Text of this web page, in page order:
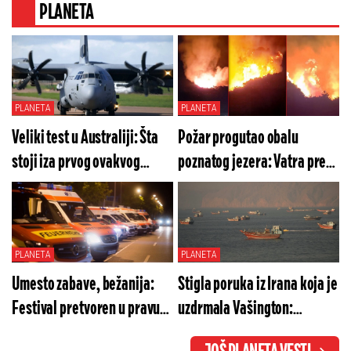
PLANETA
PLANETA
Veliki test u Australiji: Šta
stoji iza prvog ovakvog
poteza indijskog
vazduhoplovstva?
PLANETA
Požar progutao obalu
poznatog jezera: Vatra preti
letovalištu u Italiji, počela
masovna bežanija (VIDEO)
PLANETA
Umesto zabave, bežanija:
Festival pretvoren u pravu
PLANETA
Stigla poruka iz Irana koja je
uzdrmala Vašington:
Ormuski moreuz se ne